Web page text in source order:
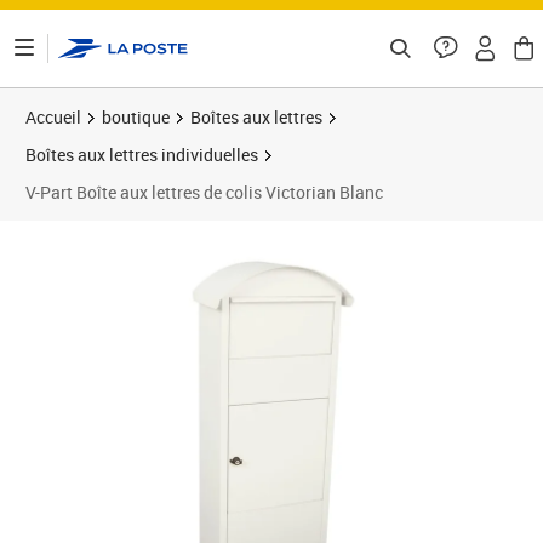
Accueil boutique
Boîtes aux lettres
Boîtes aux lettres individuelles
V-Part Boîte aux lettres de colis Victorian Blanc